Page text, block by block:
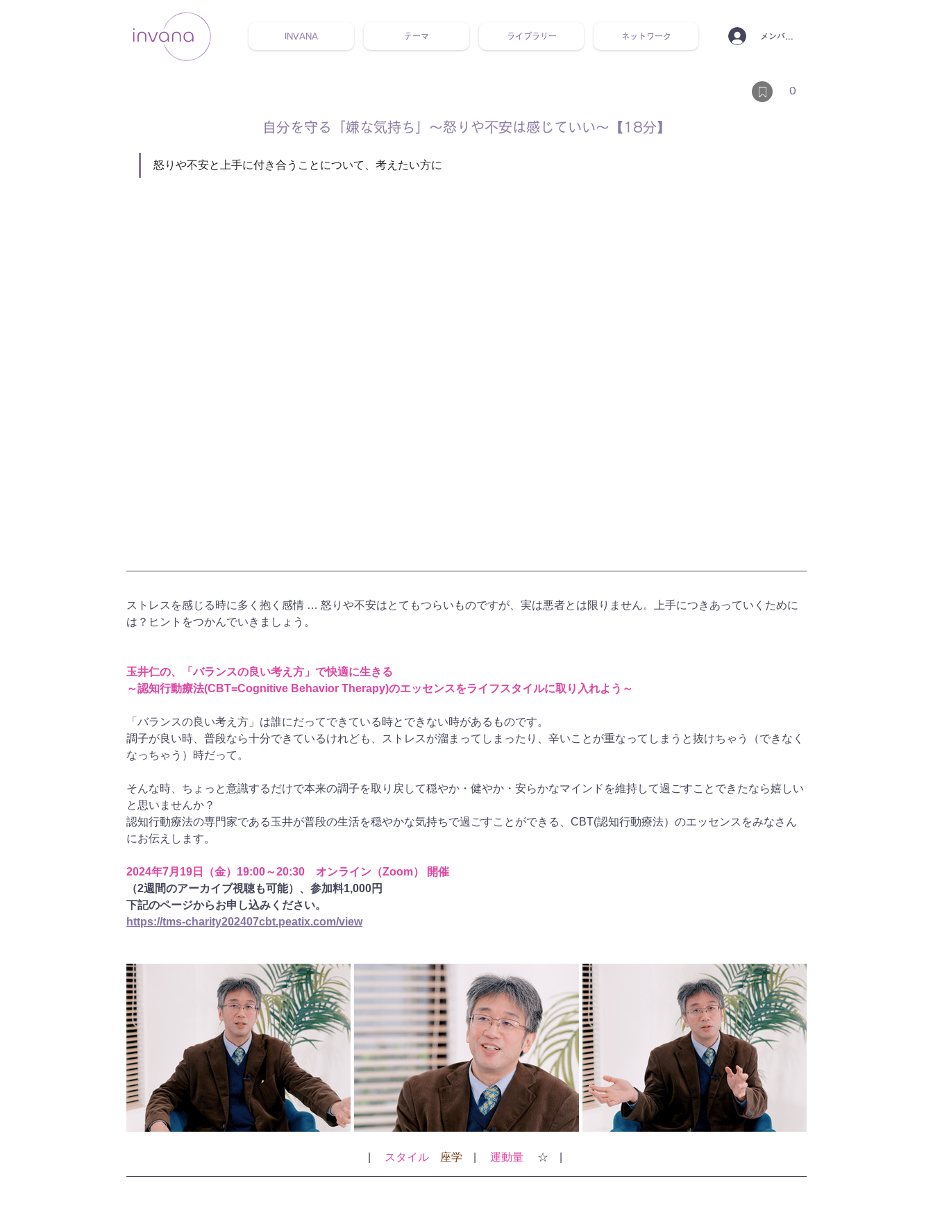
INVANA テーマ ライブラリー ネットワーク メンバーログイン
0
自分を守る「嫌な気持ち」～怒りや不安は感じていい～【18分】
怒りや不安と上手に付き合うことについて、考えたい方に
ストレスを感じる時に多く抱く感情 … 怒りや不安はとてもつらいものですが、実は悪者とは限りません。上手につきあっていくために
は？ヒントをつかんでいきましょう。
玉井仁の、「バランスの良い考え方」で快適に生きる
～認知行動療法(CBT=Cognitive Behavior Therapy)のエッセンスをライフスタイルに取り入れよう～
「バランスの良い考え方」は誰にだってできている時とできない時があるものです。
調子が良い時、普段なら十分できているけれども、ストレスが溜まってしまったり、辛いことが重なってしまうと抜けちゃう（できなく
なっちゃう）時だって。
そんな時、ちょっと意識するだけで本来の調子を取り戻して穏やか・健やか・安らかなマインドを維持して過ごすことできたなら嬉しい
と思いませんか？
認知行動療法の専門家である玉井が普段の生活を穏やかな気持ちで過ごすことができる、CBT(認知行動療法）のエッセンスをみなさん
にお伝えします。
2024年7月19日（金）19:00～20:30　オンライン（Zoom） 開催
（2週間のアーカイブ視聴も可能）、参加料1,000円
下記のページからお申し込みください。
https://tms-charity202407cbt.peatix.com/view
スタイル 座学 運動量 ☆　|